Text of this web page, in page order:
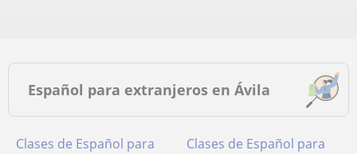
Español para extranjeros en Ávila
Clases de Español para
Clases de Español para